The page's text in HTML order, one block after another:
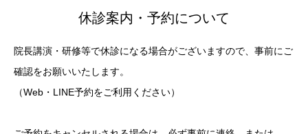
休診案内・予約について
院長講演・研修等で休診になる場合がございますので、事前にご
確認をお願いいたします。
（Web・LINE予約をご利用ください）